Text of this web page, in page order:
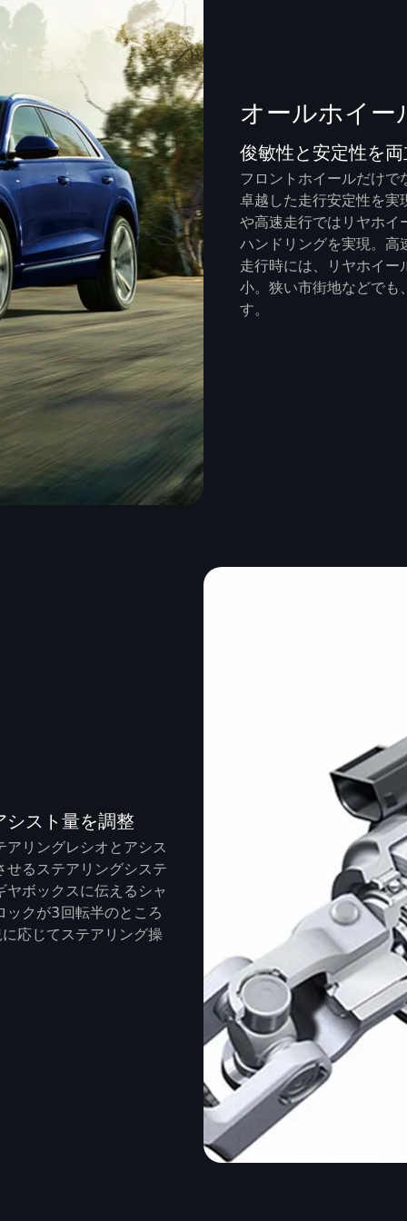
オールホイ
俊敏性と安定性を
フロントホイールだけ
卓越した走行安定性を
や高速走行ではリヤホイ
ハンドリングを実現。高
走行時には、リヤホイ
小。狭い市街地などでも
す。
スト量を調整
リングレシオとアシス
るステアリングシステ
ボックスに伝えるシャ
ックが3回転半のところ
応じてステアリング操